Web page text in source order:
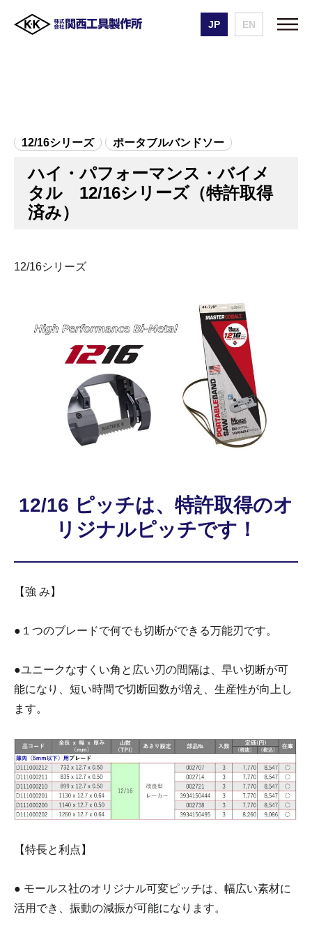
JP EN
12/16シリーズ ポータブルバンドソー
ハイ・パフォーマンス・バイメ
タル 12/16シリーズ（特許取得
済み）
12/16シリーズ
12/16 ピッチは、特許取得のオ
リジナルピッチです！
【強 み】
●１つのブレードで何でも切断ができる万能刃です。
●ユニークなすくい角と広い刃の間隔は、早い切断が可
能になり、短い時間で切断回数が増え、生産性が向上し
ます。
【特長と利点】
● モールス社のオリジナル可変ピッチは、幅広い素材に
活用でき、振動の減振が可能になります。